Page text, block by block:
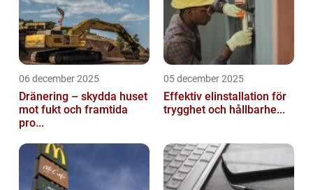
06 december 2025
Dränering – skydda huset
mot fukt och framtida
pro...
05 december 2025
Effektiv elinstallation för
trygghet och hållbarhe...